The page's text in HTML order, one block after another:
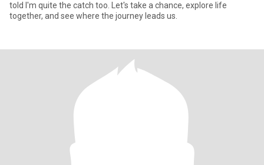
told I'm quite the catch too. Let's take a chance, explore life
together, and see where the journey leads us.